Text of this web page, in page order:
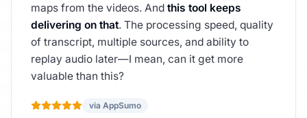
maps from the videos. And this tool keeps
delivering on that. The processing speed, quality
of transcript, multiple sources, and ability to
replay audio later—I mean, can it get more
valuable than this?
via AppSumo